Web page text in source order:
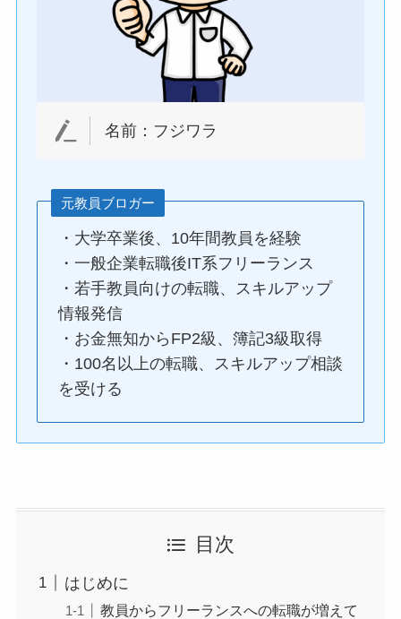
名前：フジワラ
元教員ブロガー
・大学卒業後、10年間教員を経験
・一般企業転職後IT系フリーランス
・若手教員向けの転職、スキルアップ
情報発信
・お金無知からFP2級、簿記3級取得
・100名以上の転職、スキルアップ相談
を受ける
目次
はじめに
教員からフリーランスへの転職が増えて